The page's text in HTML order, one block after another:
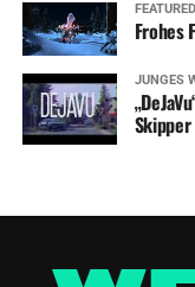
FEATURED
Frohes
JUNGES